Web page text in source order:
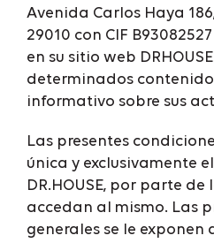
Avenida Carlos Haya
29010 con CIF
en su sitio web
determinados
informativo sobre sus
Las presentes
única y exclusivamente
DR.HOUSE, por parte de
accedan al mismo. Las
generales se le exponen